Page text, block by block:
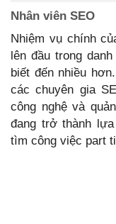
Nhân viên SEO
Nhiệm vụ chính
lên đầu trong
biết đến nhiều
các chuyên gia
công nghệ và
đang trở thành
tìm công việc part